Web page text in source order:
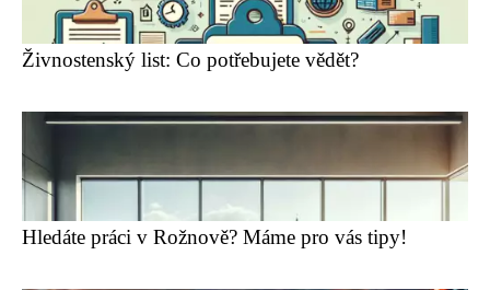
Živnostenský list: Co potřebujete vědět?
Hledáte práci v Rožnově? Máme pro vás tipy!